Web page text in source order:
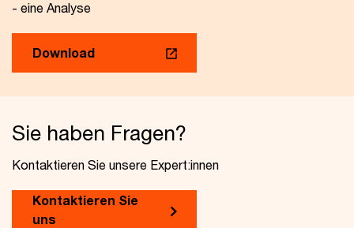
- eine Analyse
Download
Sie haben Fragen?
Kontaktieren Sie unsere Expert:innen
Kontaktieren Sie
uns